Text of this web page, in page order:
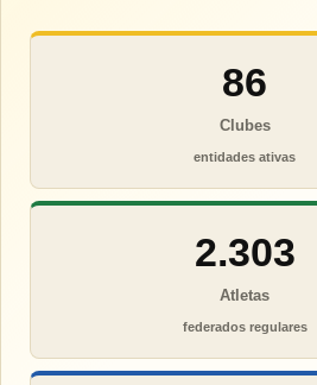
86
Clubes
entidades ativas
2.303
Atletas
federados regulares